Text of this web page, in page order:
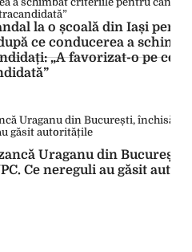
la o școală din Iași
ce conducerea a
„A favorizat-o pe
Uraganu din București,
Ce nereguli au găsit